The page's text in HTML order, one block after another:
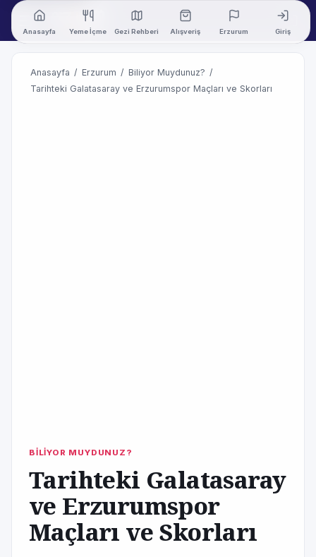
Anasayfa Yeme İçme Gezi Rehberi Alışveriş Erzurum Giriş
Anasayfa / Erzurum / Biliyor Muydunuz? /
Tarihteki Galatasaray ve Erzurumspor Maçları ve Skorları
BİLİYOR MUYDUNUZ?
Tarihteki Galatasaray
ve Erzurumspor
Maçları ve Skorları